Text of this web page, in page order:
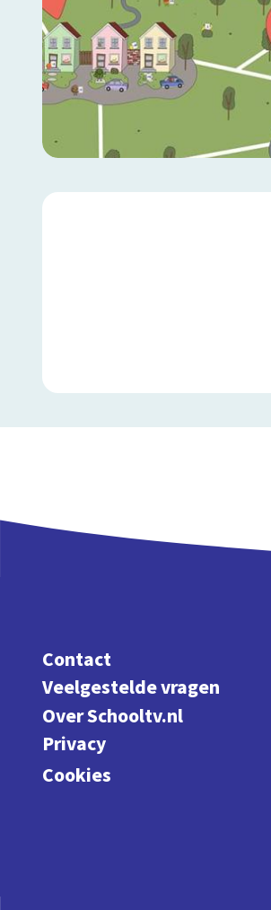
Contact
Veelgestelde vragen
Over Schooltv.nl
Privacy
Cookies